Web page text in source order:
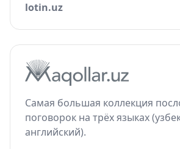
lotin.uz
Самая большая коллекция
поговорок на трёх языках
английский).